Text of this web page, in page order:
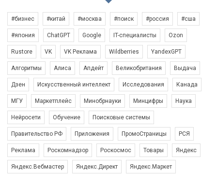
#бизнес #китай #москва #поиск #россия #сша
#япония ChatGPT Google IT-специалисты Ozon
Rustore VK VK Реклама Wildberries YandexGPT
Алгоритмы Алиса Апдейт Великобритания Выдача
Дзен Искусственный интеллект Исследования Канада
МГУ Маркетплейс Минобрнауки Минцифры Наука
Нейросети Обучение Поисковые системы
Правительство РФ Приложения ПромоСтраницы РСЯ
Реклама Роскомнадзор Роскосмос Товары Яндекс
Яндекс.Вебмастер Яндекс.Директ Яндекс.Маркет